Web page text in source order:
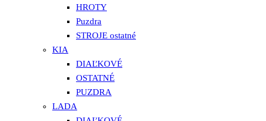
HROTY
Puzdra
STROJE ostatné
KIA
DIAĽKOVÉ
OSTATNÉ
PUZDRA
LADA